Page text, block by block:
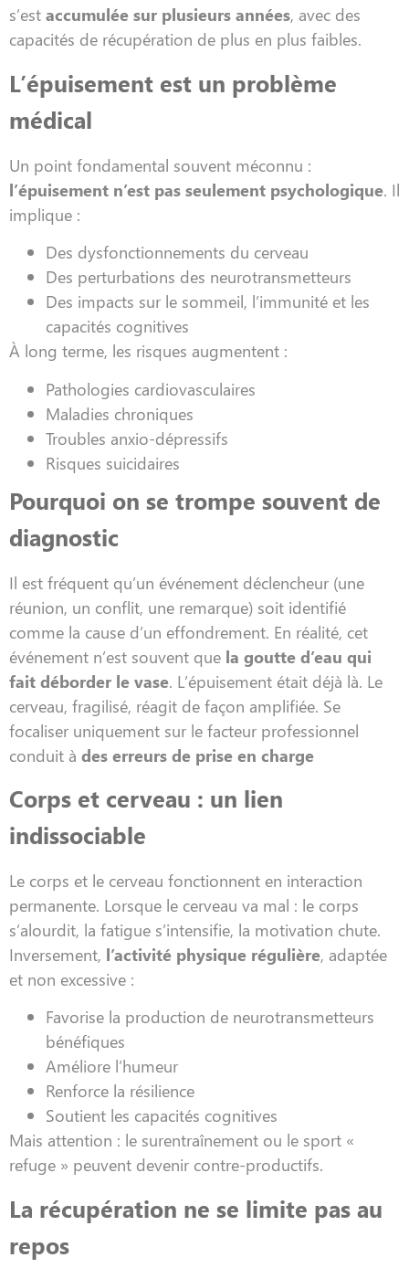
s’est accumulée sur plusieurs années, avec des
capacités de récupération de plus en plus faibles.
L’épuisement est un problème
médical
Un point fondamental souvent méconnu :
l’épuisement n’est pas seulement psychologique. Il
implique :
Des dysfonctionnements du cerveau
Des perturbations des neurotransmetteurs
Des impacts sur le sommeil, l’immunité et les
capacités cognitives
À long terme, les risques augmentent :
Pathologies cardiovasculaires
Maladies chroniques
Troubles anxio-dépressifs
Risques suicidaires
Pourquoi on se trompe souvent de
diagnostic
Il est fréquent qu’un événement déclencheur (une
réunion, un conflit, une remarque) soit identifié
comme la cause d’un effondrement. En réalité, cet
événement n’est souvent que la goutte d’eau qui
fait déborder le vase. L’épuisement était déjà là. Le
cerveau, fragilisé, réagit de façon amplifiée. Se
focaliser uniquement sur le facteur professionnel
conduit à des erreurs de prise en charge
Corps et cerveau : un lien
indissociable
Le corps et le cerveau fonctionnent en interaction
permanente. Lorsque le cerveau va mal : le corps
s’alourdit, la fatigue s’intensifie, la motivation chute.
Inversement, l’activité physique régulière, adaptée
et non excessive :
Favorise la production de neurotransmetteurs
bénéfiques
Améliore l’humeur
Renforce la résilience
Soutient les capacités cognitives
Mais attention : le surentraînement ou le sport «
refuge » peuvent devenir contre-productifs.
La récupération ne se limite pas au
repos